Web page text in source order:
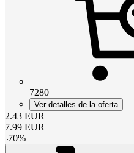
7280
Ver detalles de la oferta
2.43 EUR
7.99 EUR
-70%